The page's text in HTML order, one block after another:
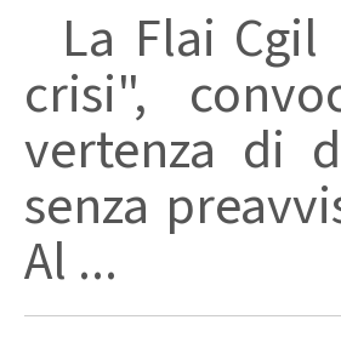
La Flai
crisi",
vertenza di
senza
Al ...